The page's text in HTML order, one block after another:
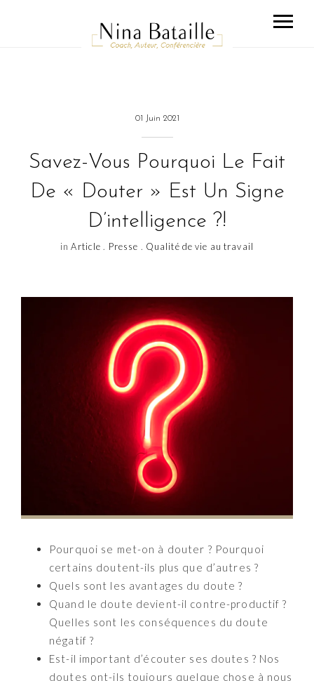
01 Juin 2021
Savez-Vous Pourquoi Le Fait
De « Douter » Est Un Signe
D’intelligence ?!
in Article . Presse . Qualité de vie au travail
Pourquoi se met-on à douter ? Pourquoi
certains doutent-ils plus que d’autres ?
Quels sont les avantages du doute ?
Quand le doute devient-il contre-productif ?
Quelles sont les conséquences du doute
négatif ?
Est-il important d’écouter ses doutes ? Nos
doutes ont-ils toujours quelque chose à nous